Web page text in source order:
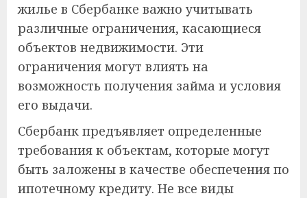
жилье в Сбербанке важно учитывать
различные ограничения, касающиеся
объектов недвижимости. Эти
ограничения могут влиять на
возможность получения займа и условия
его выдачи.
Сбербанк предъявляет определенные
требования к объектам, которые могут
быть заложены в качестве обеспечения по
ипотечному кредиту. Не все виды